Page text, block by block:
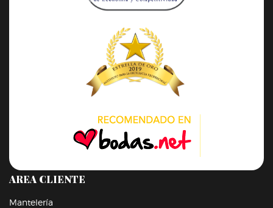
AREA CLIENTE
Mantelería